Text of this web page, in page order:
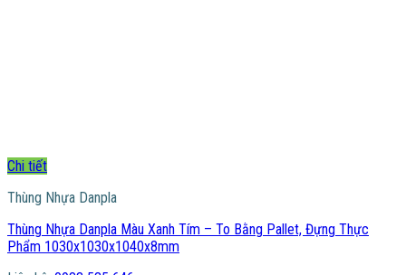
Chi tiết
Thùng Nhựa Danpla
Thùng Nhựa Danpla Màu Xanh Tím – To Bằng Pallet, Đựng Thực
Phẩm 1030x1030x1040x8mm